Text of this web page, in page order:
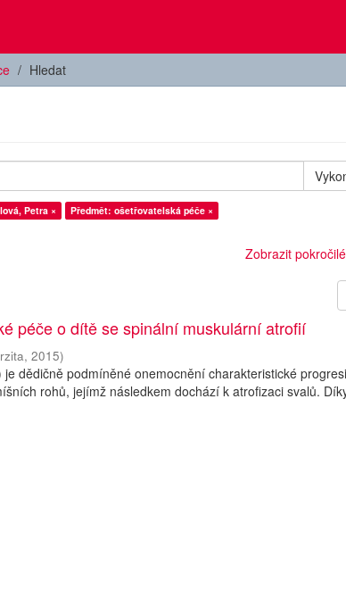
Hledat
Petra ×
Předmět: ošetřovatelská péče ×
Zobrazit
péče o dítě se spinální muskulární atrofií
,2015)
dědičně podmíněné onemocnění charakteristické
rohů, jejímž následkem dochází k atrofizaci svalů.